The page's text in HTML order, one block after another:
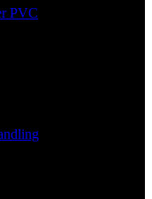
PVC